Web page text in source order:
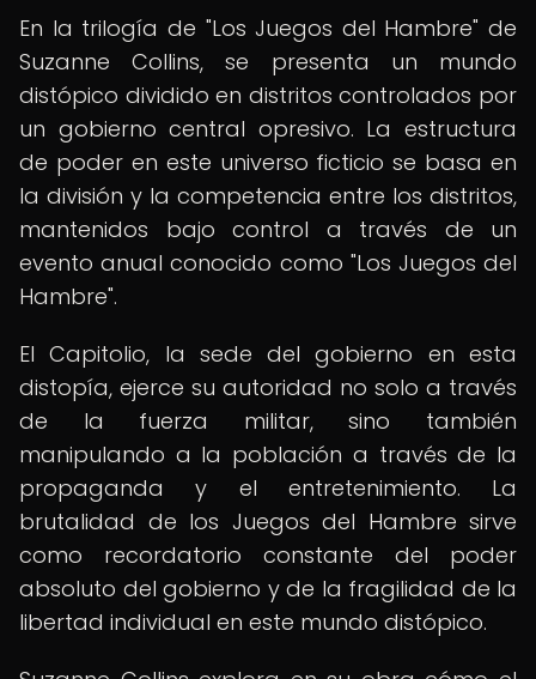
En la trilogía de "Los Juegos del Hambre" de
Suzanne Collins, se presenta un mundo
distópico dividido en distritos controlados por
un gobierno central opresivo. La estructura
de poder en este universo ficticio se basa en
la división y la competencia entre los distritos,
mantenidos bajo control a través de un
evento anual conocido como "Los Juegos del
Hambre".
El Capitolio, la sede del gobierno en esta
distopía, ejerce su autoridad no solo a través
de la fuerza militar, sino también
manipulando a la población a través de la
propaganda y el entretenimiento. La
brutalidad de los Juegos del Hambre sirve
como recordatorio constante del poder
absoluto del gobierno y de la fragilidad de la
libertad individual en este mundo distópico.